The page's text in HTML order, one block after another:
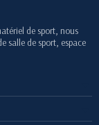
de sport, nous
salle de sport, espace